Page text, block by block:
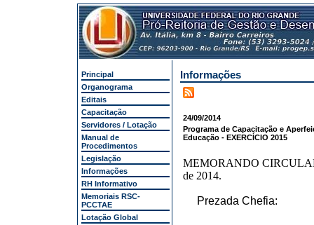
Principal
Organograma
Editais
Capacitação
Servidores / Lotação
Manual de
Procedimentos
Legislação
Informações
RH Informativo
Memoriais RSC-
PCCTAE
Lotação Global
Informações
24/09/2014
Programa de Capacitação e
Educação - EXERCÍCIO 2015
MEMORANDO
de 2014.
Prezada Chefia: